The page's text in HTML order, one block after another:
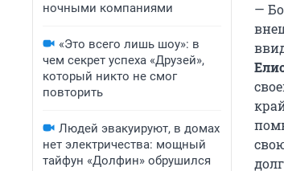
ночными компаниями
«Это всего лишь шоу»: в
чем секрет успеха «Друзей»,
который никто не смог
повторить
Людей эвакуируют, в домах
нет электричества: мощный
тайфун «Долфин» обрушился
—